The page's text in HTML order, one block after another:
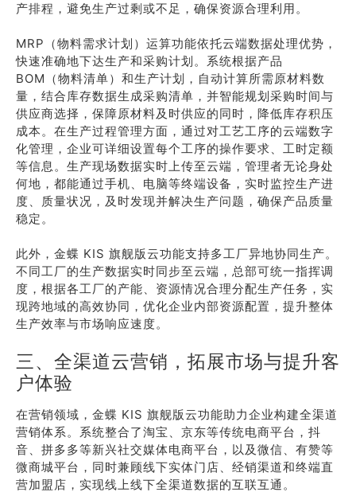
产排程，避免生产过剩或不足，确保资源合理利用。
MRP（物料需求计划）运算功能依托云端数据处理优势，
快速准确地下达生产和采购计划。系统根据产品
BOM（物料清单）和生产计划，自动计算所需原材料数
量，结合库存数据生成采购清单，并智能规划采购时间与
供应商选择，保障原材料及时供应的同时，降低库存积压
成本。在生产过程管理方面，通过对工艺工序的云端数字
化管理，企业可详细设置每个工序的操作要求、工时定额
等信息。生产现场数据实时上传至云端，管理者无论身处
何地，都能通过手机、电脑等终端设备，实时监控生产进
度、质量状况，及时发现并解决生产问题，确保产品质量
稳定。
此外，金蝶 KIS 旗舰版云功能支持多工厂异地协同生产。
不同工厂的生产数据实时同步至云端，总部可统一指挥调
度，根据各工厂的产能、资源情况合理分配生产任务，实
现跨地域的高效协同，优化企业内部资源配置，提升整体
生产效率与市场响应速度。
三、全渠道云营销，拓展市场与提升客
户体验
在营销领域，金蝶 KIS 旗舰版云功能助力企业构建全渠道
营销体系。系统整合了淘宝、京东等传统电商平台，抖
音、拼多多等新兴社交媒体电商平台，以及微信、有赞等
微商城平台，同时兼顾线下实体门店、经销渠道和终端直
营加盟店，实现线上线下全渠道数据的互联互通。